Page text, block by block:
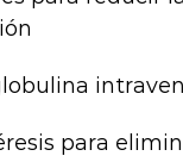
para